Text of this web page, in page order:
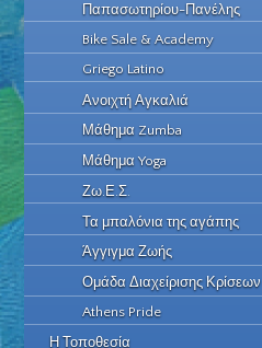
Παπασωτηρίου-Πανέλης
Bike Sale & Academy
Griego Latino
Ανοιχτή Αγκαλιά
Μάθημα Zumba
Μάθημα Yoga
Ζω.Ε.Σ.
Τα μπαλόνια της αγάπης
Άγγιγμα Ζωής
Ομάδα Διαχείρισης Κρίσεων
Athens Pride
Η Τοποθεσία